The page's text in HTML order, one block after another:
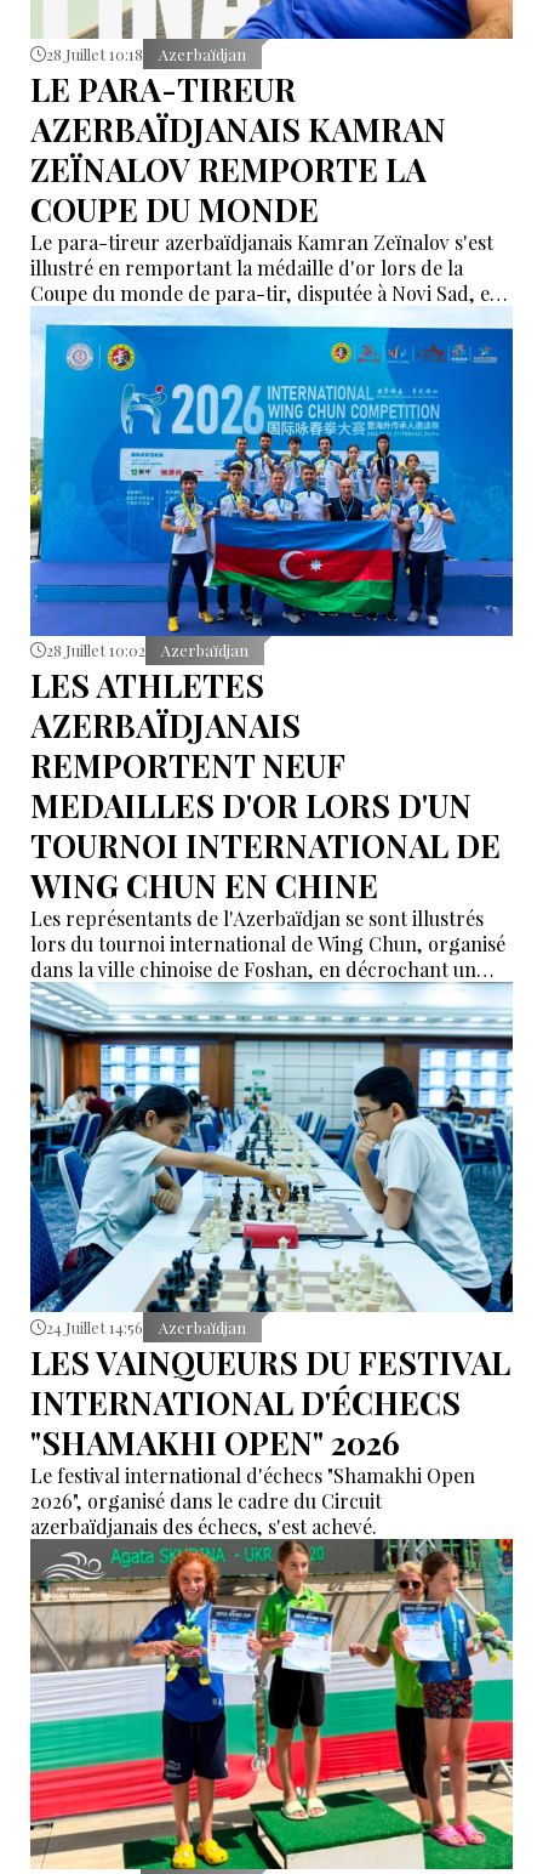
28 Juillet 10:18 Azerbaïdjan
LE PARA-TIREUR
AZERBAÏDJANAIS KAMRAN
ZEÏNALOV REMPORTE LA
COUPE DU MONDE
Le para-tireur azerbaïdjanais Kamran Zeïnalov s'est
illustré en remportant la médaille d'or lors de la
Coupe du monde de para-tir, disputée à Novi Sad, en
Serbie.
28 Juillet 10:02 Azerbaïdjan
LES ATHLETES
AZERBAÏDJANAIS
REMPORTENT NEUF
MEDAILLES D'OR LORS D'UN
TOURNOI INTERNATIONAL DE
WING CHUN EN CHINE
Les représentants de l'Azerbaïdjan se sont illustrés
lors du tournoi international de Wing Chun, organisé
dans la ville chinoise de Foshan, en décrochant un
total de neuf médailles d'or, selon des informations
relayées par İdman.Biz.
24 Juillet 14:56 Azerbaïdjan
LES VAINQUEURS DU FESTIVAL
INTERNATIONAL D'ÉCHECS
"SHAMAKHI OPEN" 2026
Le festival international d'échecs "Shamakhi Open
2026", organisé dans le cadre du Circuit
azerbaïdjanais des échecs, s'est achevé.